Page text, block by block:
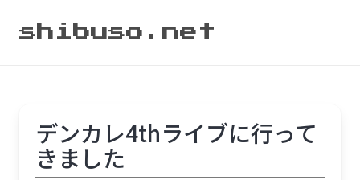
shibuso.net
デンカレ4thライブに行って
きました